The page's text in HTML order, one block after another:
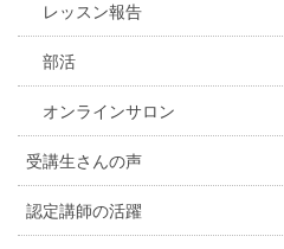
レッスン報告
部活
オンラインサロン
受講生さんの声
認定講師の活躍